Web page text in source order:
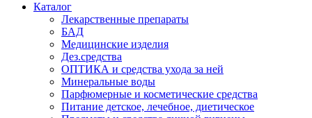
Каталог
Лекарственные препараты
БАД
Медицинские изделия
Дез.средства
ОПТИКА и средства ухода за ней
Минеральные воды
Парфюмерные и косметические средства
Питание детское, лечебное, диетическое